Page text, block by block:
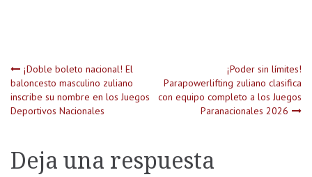
Navegación
de
¡Doble boleto nacional! El
baloncesto masculino zuliano
inscribe su nombre en los Juegos
Deportivos Nacionales
¡Poder sin límites!
Parapowerlifting zuliano clasifica
con equipo completo a los Juegos
Paranacionales 2026
Deja una respuesta